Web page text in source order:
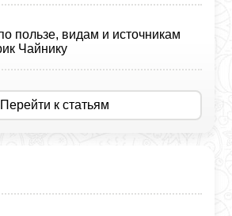
пользе, видам и источникам
Чайнику
Перейти к статьям